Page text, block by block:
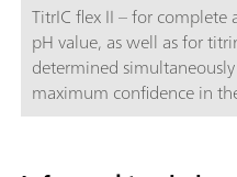
TitrIC flex II – for
pH value, as well as for
determined
maximum confidence in
Titrator, OMNIS Sample
packages.TitrIC flex – the